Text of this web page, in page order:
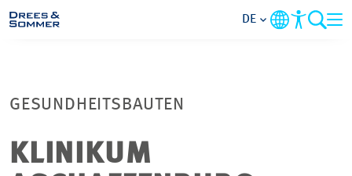
UNTERNEHMEN
DE
GESUNDHEITSBAUTEN
KLINIKUM